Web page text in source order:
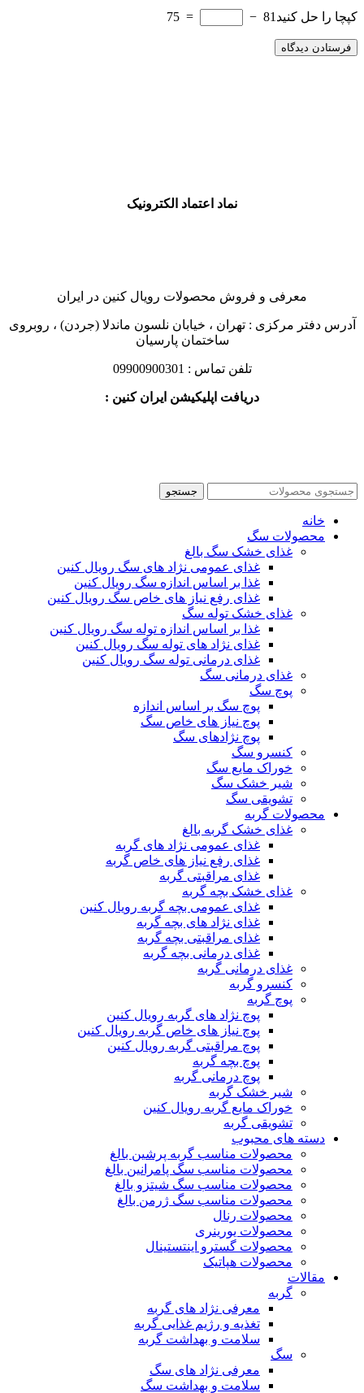
کپچا را حل کنید 81 −
= 75
نماد اعتماد الکترونیک
معرفی و فروش محصولات رویال کنین در ایران
آدرس دفتر مرکزی : تهران ، خیابان نلسون ماندلا (جردن) ، روبروی
ساختمان پارسیان
تلفن تماس : 09900900301
دریافت اپلیکیشن ایران کنین :
جستجو
خانه
محصولات سگ
غذای خشک سگ بالغ
غذای عمومی نژاد های سگ رویال کنین
غذا بر اساس اندازه سگ رویال کنین
غذای رفع نیاز های خاص سگ رویال کنین
غذای خشک توله سگ
غذا بر اساس اندازه توله سگ رویال کنین
غذای نژاد های توله سگ رویال کنین
غذای درمانی توله سگ رویال کنین
غذای درمانی سگ
پوچ سگ
پوچ سگ بر اساس اندازه
پوچ نیاز های خاص سگ
پوچ نژادهای سگ
کنسرو سگ
خوراک مایع سگ
شیر خشک سگ
تشویقی سگ
محصولات گربه
غذای خشک گربه بالغ
غذای عمومی نژاد های گربه
غذای رفع نیاز های خاص گربه
غذای مراقبتی گربه
غذای خشک بچه گربه
غذای عمومی بچه گربه رویال کنین
غذای نژاد های بچه گربه
غذای مراقبتی بچه گربه
غذای درمانی بچه گربه
غذای درمانی گربه
کنسرو گربه
پوچ گربه
پوچ نژاد های گربه رویال کنین
پوچ نیاز های خاص گربه رویال کنین
پوچ مراقبتی گربه رویال کنین
پوچ بچه گربه
پوچ درمانی گربه
شیر خشک گربه
خوراک مایع گربه رویال کنین
تشویقی گربه
دسته های محبوب
محصولات مناسب گربه پرشین بالغ
محصولات مناسب سگ پامرانین بالغ
محصولات مناسب سگ شیتزو بالغ
محصولات مناسب سگ ژرمن بالغ
محصولات رنال
محصولات یورینری
محصولات گسترو اینتستینال
محصولات هپاتیک
مقالات
گربه
معرفی نژاد های گربه
تغذیه و رژیم غذایی گربه
سلامت و بهداشت گربه
سگ
معرفی نژاد های سگ
سلامت و بهداشت سگ